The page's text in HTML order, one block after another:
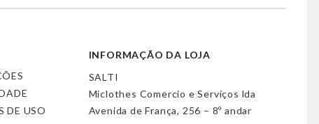
DE USO
INFORMAÇÃO DA LOJA
SALTI
Miclothes Comercio e Serviços lda
Avenida de França, 256 – 8º andar